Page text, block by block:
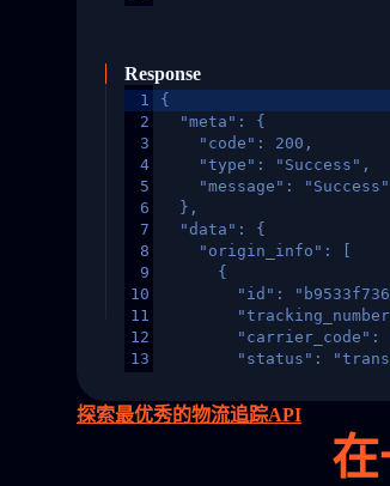
Response
1
2
3
4
5
6
7
8
9
10
11
12
13
15
16
{
  "meta": {
    "code": 200,
    "type": "Success",
    "message": "Success"
  },
  "data": {
    "origin_info": [
      {
"id":
"carrier_code":
"status":
        "weblink": "",
        "phone": null,
探索最优秀的物流追踪API
在